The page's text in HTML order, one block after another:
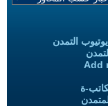
التمدن
Add
ة